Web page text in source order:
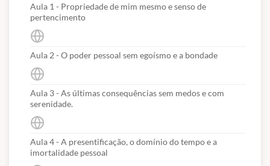
Aula 1 - Propriedade de mim mesmo e senso de
pertencimento
Aula 2 - O poder pessoal sem egoísmo e a bondade
Aula 3 - As últimas consequências sem medos e com
serenidade.
Aula 4 - A presentificação, o domínio do tempo e a
imortalidade pessoal